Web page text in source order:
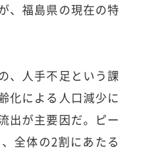
、福島県の現在の特
、人手不足という課
化による人口減少に
出が主要因だ。ピー
全体の2割にあたる